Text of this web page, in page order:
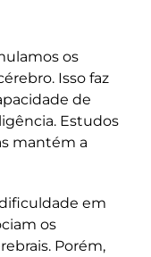
os
Isso faz
de
Estudos
mantém a
em
os
Porém,